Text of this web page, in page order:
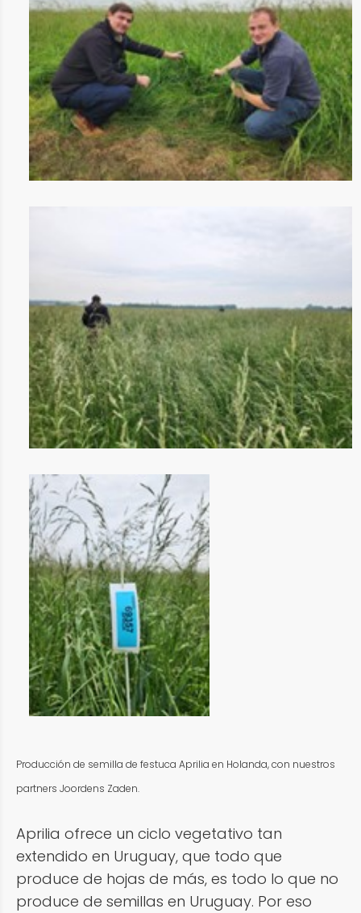
Producción de semilla de festuca Aprilia en Holanda, con nuestros
partners Joordens Zaden.
Aprilia ofrece un ciclo vegetativo tan
extendido en Uruguay, que todo que
produce de hojas de más, es todo lo que no
produce de semillas en Uruguay. Por eso